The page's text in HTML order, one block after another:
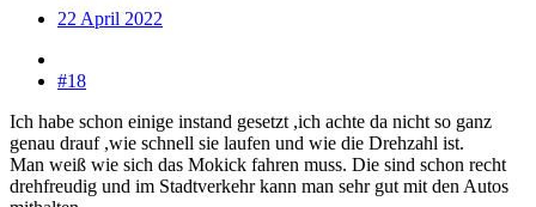
22 April 2022
#18
Ich habe schon einige instand gesetzt ,ich achte da nicht so ganz
genau drauf ,wie schnell sie laufen und wie die Drehzahl ist.
Man weiß wie sich das Mokick fahren muss. Die sind schon recht
drehfreudig und im Stadtverkehr kann man sehr gut mit den Autos